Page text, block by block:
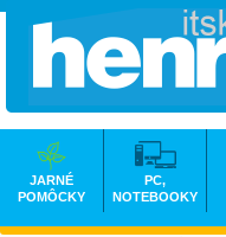
JARNÉ
POMÔCKY
PC,
NOTEBOOKY